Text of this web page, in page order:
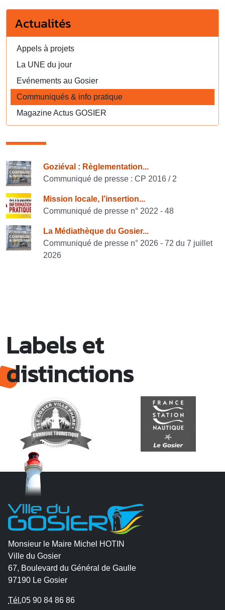
Actualités
Appels à projets
La UNE du jour
Evénements au Gosier
Communiqués & info pratique
Magazine Actus GOSIER
Consulter également
Goziéval : Règlementation...
Communiqué de presse : CP 2016 / 2
Mission locale, l’insertion...
Communiqué de presse n° 2022 - 48
La Médiathèque du Gosier...
Communiqué de presse n° 2026 - 72 du 7 juillet
2026
Labels et
distinctions
Monsieur le Maire Michel HOTIN
Ville du Gosier
67, Boulevard du Général de Gaulle
97190 Le Gosier
Tél.05 90 84 86 86